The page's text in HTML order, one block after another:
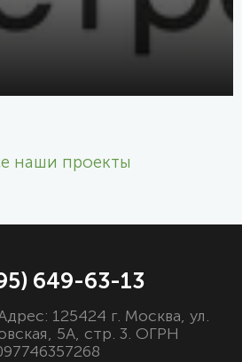
наши проекты
649-63-13
125424 г. Москва, ул.
5А, стр. 3. ОГРН